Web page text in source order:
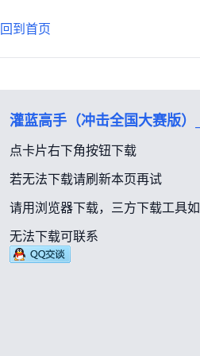
回到首页
灌蓝高手（冲击全国大赛版
点卡片右下角按钮下载
若无法下载请刷新本页再试
请用浏览器下载，三方下载工具
无法下载可联系